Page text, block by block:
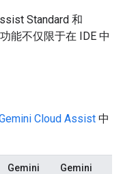
Standard 和
能不仅限于在 IDE 中
Cloud Assist 中
Gemini
Gemini